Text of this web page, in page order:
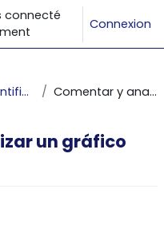
de recherche
connecté
Connexion
Espagnol scientifique et technique Comentar y analizar un gráfico
un gráfico